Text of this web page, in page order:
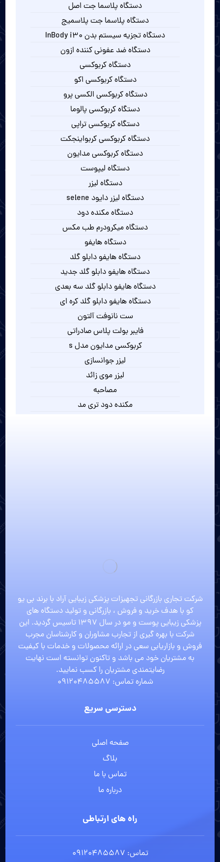
دستگاه پلاسما جت اصل
دستگاه پلاسما جت پلاسمیج
دستگاه تجزیه سیستم بدن InBody i30
دستگاه ضد عفونی کننده ازون
دستگاه کربوکسی
دستگاه کربوکسی اکو
دستگاه کربوکسی الکسی پرو
دستگاه کربوکسی پالوما
دستگاه کربوکسی تراپی
دستگاه کربوکسی کربواینجکت
دستگاه کربوکسی مدایون
دستگاه لیپوست
دستگاه لیزر
دستگاه لیزر دایود selene
دستگاه مکنده دود
دستگاه میکرودرم طب مکس
دستگاه هایفو
دستگاه هایفو دابلو گلد
دستگاه هایفو دابلو گلد جدید
دستگاه هایفو دابلو گلد سه بعدی
دستگاه هایفو دابلو گلد کره ای
ست نانوفت آلتون
فایبر بولت پلاس صادراتی
کربوکسی مدایون مدل s
لیزر جوانسازی
لیزر موی زائد
مصاحبه
مکنده دود تری مد
شرکت تجاری بازرگانی تجهیزات پزشکی زیبایی آراد با برند بی یو
کو با هدف خرید و فروش ، بازرگانی و تولید دستگاه های
پزشکی زیبایی پوست و مو در سال 1397 تاسیس گردید. این
شرکت با بهره گیری از تجارب مشاوران و کارشناسان مجرب
فروش و بازاریابی سعی در ارائه محصولات و خدمات با کیفیت
به مشتریان خود می باشد و تاکنون توانسته است نهایت
رضایتمندی مشتریان را کسب نمایید.
شماره تماس: 09120485587
دسترسی سریع
صفحه اصلی
بلاگ
تماس با ما
درباره ما
راه های ارتباطی
تماس: 09120485587